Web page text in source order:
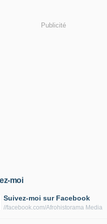
Publicité
moi
Suivez-moi sur Facebook
//facebook.com/Afrohistorama Media